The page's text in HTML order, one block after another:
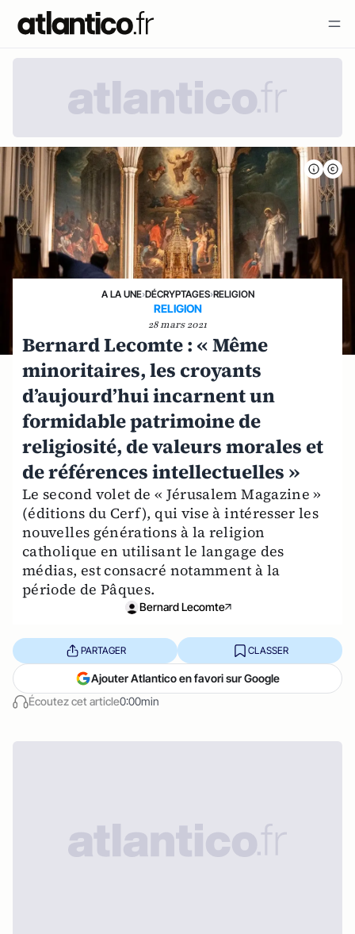
A LA UNE›DÉCRYPTAGES›RELIGION
RELIGION
28 mars 2021
Bernard Lecomte : « Même
minoritaires, les croyants
d’aujourd’hui incarnent un
formidable patrimoine de
religiosité, de valeurs morales et
de références intellectuelles »
Le second volet de « Jérusalem Magazine »
(éditions du Cerf), qui vise à intéresser les
nouvelles générations à la religion
catholique en utilisant le langage des
médias, est consacré notamment à la
période de Pâques.
Bernard Lecomte
Écoutez cet article0:00min
PARTAGER CLASSER
Ajouter Atlantico en favori sur Google